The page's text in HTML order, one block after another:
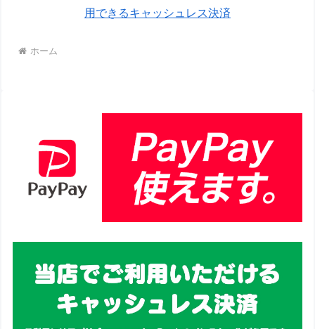
用できるキャッシュレス決済
ホーム